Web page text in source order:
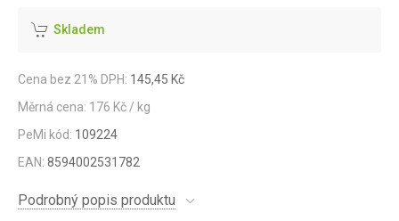
Skladem
Cena bez 21% DPH: 145,45 Kč
Měrná cena: 176 Kč / kg
PeMi kód: 109224
EAN: 8594002531782
Podrobný popis produktu